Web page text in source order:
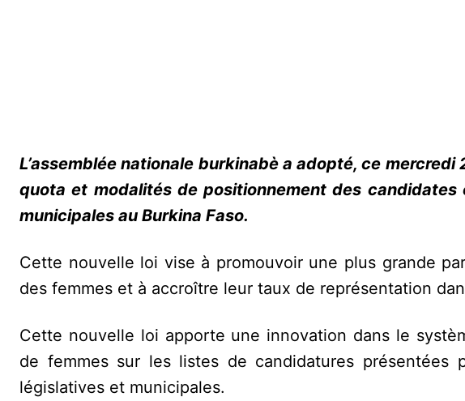
L’assemblée nationale burkinabè a adopté, ce
quota et modalités de positionnement des
municipales au Burkina Faso.
Cette nouvelle loi vise à promouvoir une plus grande
des femmes et à accroître leur taux de représentation
Cette nouvelle loi apporte une innovation dans le
de femmes sur les listes de candidatures
législatives et municipales.